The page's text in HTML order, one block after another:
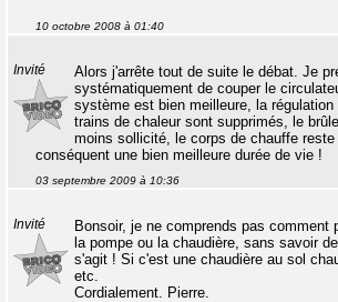
10 octobre 2008 à 01:40
Invité
Alors j'arrête tout de suite le débat. Je
systématiquement de couper le
système est bien meilleure, la
trains de chaleur sont supprimés, le
moins sollicité, le corps de chauffe
conséquent une bien meilleure durée de vie !
03 septembre 2009 à 10:36
Invité
Bonsoir, je ne comprends pas comment
la pompe ou la chaudière, sans savoir
s'agit ! Si c'est une chaudière au sol
etc.
Cordialement. Pierre.